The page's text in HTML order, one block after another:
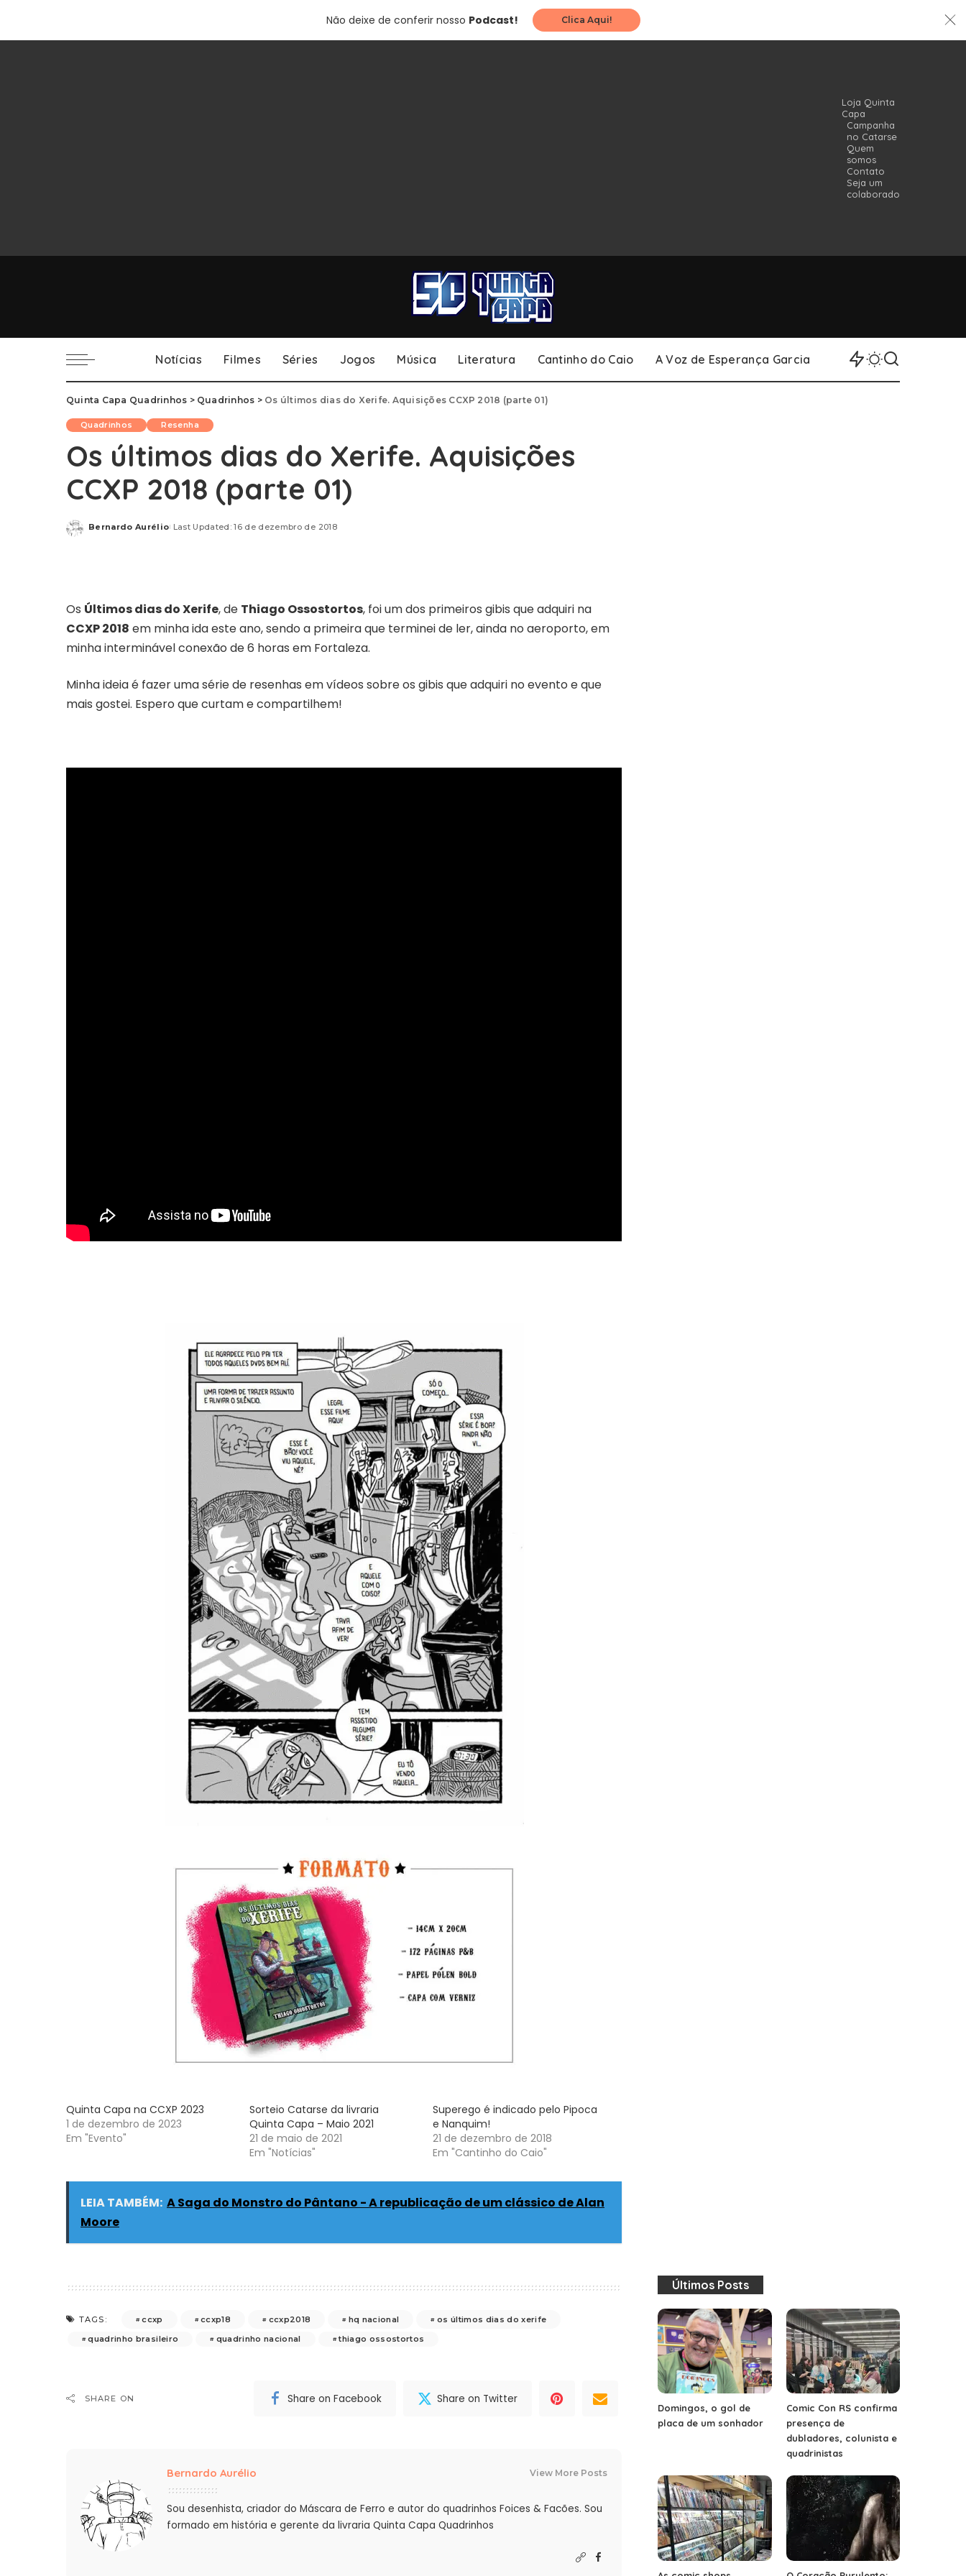
Não deixe de conferir nosso Podcast! Clica Aqui!
Loja Quinta
Capa
Campanha
no Catarse
Quem
somos
Contato
Seja um
colaborador
Notícias Filmes Séries Jogos Música Literatura Cantinho do Caio A Voz de Esperança Garcia
Quinta Capa Quadrinhos > Quadrinhos > Os últimos dias do Xerife. Aquisições CCXP 2018 (parte 01)
Quadrinhos Resenha
Os últimos dias do Xerife. Aquisições
CCXP 2018 (parte 01)
Posted
Bernardo Aurélio Last Updated: 16 de dezembro de 2018
Os Últimos dias do Xerife, de Thiago Ossostortos, foi um dos primeiros gibis que adquiri na
CCXP 2018 em minha ida este ano, sendo a primeira que terminei de ler, ainda no aeroporto, em
minha interminável conexão de 6 horas em Fortaleza.
Minha ideia é fazer uma série de resenhas em vídeos sobre os gibis que adquiri no evento e que
mais gostei. Espero que curtam e compartilhem!
Quinta Capa na CCXP 2023
1 de dezembro de 2023
Em "Evento"
Sorteio Catarse da livraria
Quinta Capa – Maio 2021
21 de maio de 2021
Em "Notícias"
Superego é indicado pelo Pipoca
e Nanquim!
21 de dezembro de 2018
Em "Cantinho do Caio"
LEIA TAMBÉM: A Saga do Monstro do Pântano - A republicação de um clássico de Alan
Moore
TAGS: ccxp ccxp18 ccxp2018 hq nacional
os últimos dias do xerife
quadrinho brasileiro
quadrinho nacional thiago ossostortos
SHARE ON Share on Facebook Share on Twitter
Bernardo Aurélio View More Posts
Sou desenhista, criador do Máscara de Ferro e autor do quadrinhos Foices & Facões. Sou
formado em história e gerente da livraria Quinta Capa Quadrinhos
Últimos Posts
Domingos, o gol de
placa de um sonhador
Comic Con RS confirma
presença de
dubladores, colunista e
quadrinistas